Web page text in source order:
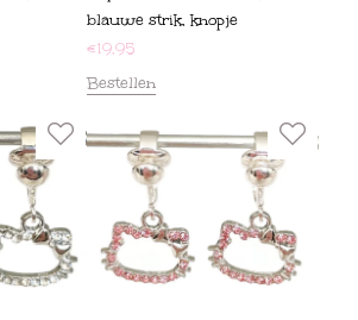
blauwe strik, knopje
€19,95
Bestellen